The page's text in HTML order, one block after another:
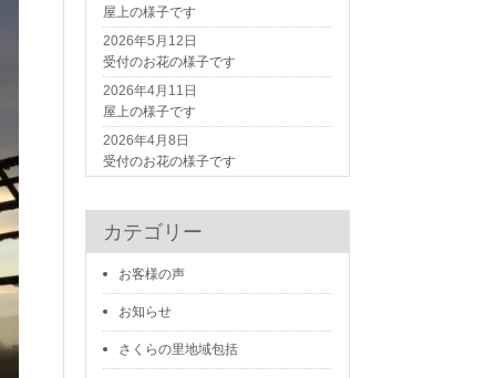
屋上の様子です
受付のお花の様子です
2026年5月12日
屋上の様子です
2026年4月11日
受付のお花の様子です
2026年4月8日
カテゴリー
お客様の声
お知らせ
さくらの里地域包括